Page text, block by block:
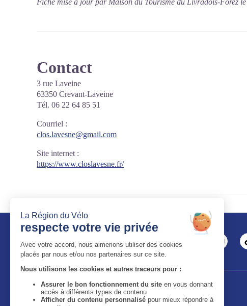
Fiche mise à jour par Maison du Tourisme du Livradois-Forez
Contact
3 rue Laveine
63350 Crevant-Laveine
Tél. 06 22 64 85 51
Courriel :
clos.lavesne@gmail.com
Site internet :
https://www.closlavesne.fr/
Auvergne-Rhône-Alpes Tourisme